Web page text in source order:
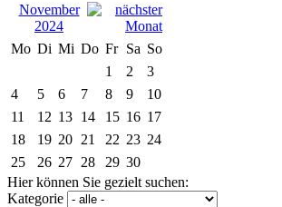
November
2024
Mo Di Mi Do Fr Sa So
1
2
3
4
5 6 7 8 9
10
11
12 13 14 15 16 17
18
19 20 21 22 23 24
25
26 27 28 29 30
Hier können Sie gezielt suchen:
Kategorie